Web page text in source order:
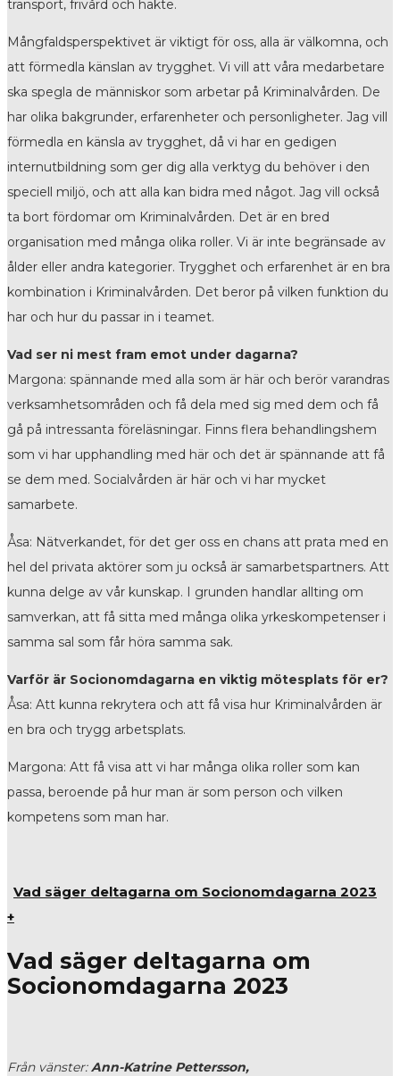
transport, frivård och häkte.
Mångfaldsperspektivet är viktigt för oss, alla är välkomna, och
att förmedla känslan av trygghet. Vi vill att våra medarbetare
ska spegla de människor som arbetar på Kriminalvården. De
har olika bakgrunder, erfarenheter och personligheter. Jag vill
förmedla en känsla av trygghet, då vi har en gedigen
internutbildning som ger dig alla verktyg du behöver i den
speciell miljö, och att alla kan bidra med något. Jag vill också
ta bort fördomar om Kriminalvården. Det är en bred
organisation med många olika roller. Vi är inte begränsade av
ålder eller andra kategorier. Trygghet och erfarenhet är en bra
kombination i Kriminalvården. Det beror på vilken funktion du
har och hur du passar in i teamet.
Vad ser ni mest fram emot under dagarna?
Margona: spännande med alla som är här och berör varandras
verksamhetsområden och få dela med sig med dem och få
gå på intressanta föreläsningar. Finns flera behandlingshem
som vi har upphandling med här och det är spännande att få
se dem med. Socialvården är här och vi har mycket
samarbete.
Åsa: Nätverkandet, för det ger oss en chans att prata med en
hel del privata aktörer som ju också är samarbetspartners. Att
kunna delge av vår kunskap. I grunden handlar allting om
samverkan, att få sitta med många olika yrkeskompetenser i
samma sal som får höra samma sak.
Varför är Socionomdagarna en viktig mötesplats för er?
Åsa: Att kunna rekrytera och att få visa hur Kriminalvården är
en bra och trygg arbetsplats.
Margona: Att få visa att vi har många olika roller som kan
passa, beroende på hur man är som person och vilken
kompetens som man har.
Vad säger deltagarna om Socionomdagarna 2023
+
Vad säger deltagarna om
Socionomdagarna 2023
Från vänster:Ann-Katrine Pettersson,